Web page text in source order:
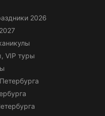
2026
VIP туры